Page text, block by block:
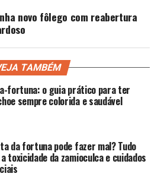
novo fôlego com reabertura
TAMBÉM
fortuna: o guia prático para ter
sempre colorida e saudável
da fortuna pode fazer mal? Tudo
toxicidade da zamioculca e cuidados